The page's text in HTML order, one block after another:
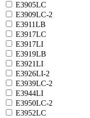
E3905LC
E3909LC-2
E3911LB
E3917LC
E3917LI
E3919LB
E3921LI
E3926LI-2
E3939LC-2
E3944LI
E3950LC-2
E3952LC